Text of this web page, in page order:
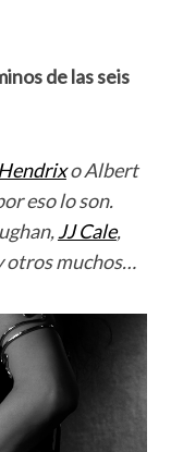
de las seis
o Albert
eso lo son.
JJ Cale,
otros muchos…